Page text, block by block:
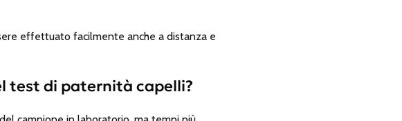
effettuato facilmente anche a distanza e
test di paternità capelli?